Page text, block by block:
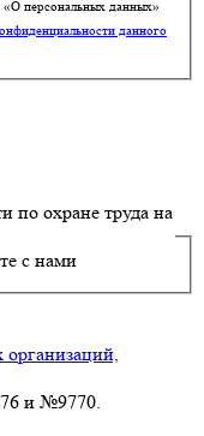
персональных данных»
данного
по охране труда на
с нами
организаций,
и №9770.